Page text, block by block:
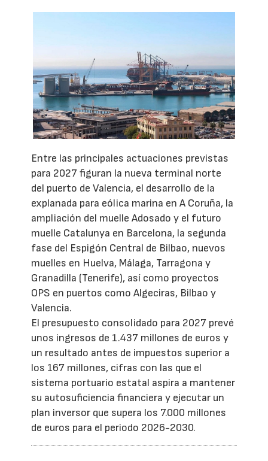
Entre las principales actuaciones previstas
para 2027 figuran la nueva terminal norte
del puerto de Valencia, el desarrollo de la
explanada para eólica marina en A Coruña, la
ampliación del muelle Adosado y el futuro
muelle Catalunya en Barcelona, la segunda
fase del Espigón Central de Bilbao, nuevos
muelles en Huelva, Málaga, Tarragona y
Granadilla (Tenerife), así como proyectos
OPS en puertos como Algeciras, Bilbao y
Valencia.
El presupuesto consolidado para 2027 prevé
unos ingresos de 1.437 millones de euros y
un resultado antes de impuestos superior a
los 167 millones, cifras con las que el
sistema portuario estatal aspira a mantener
su autosuficiencia financiera y ejecutar un
plan inversor que supera los 7.000 millones
de euros para el periodo 2026-2030.